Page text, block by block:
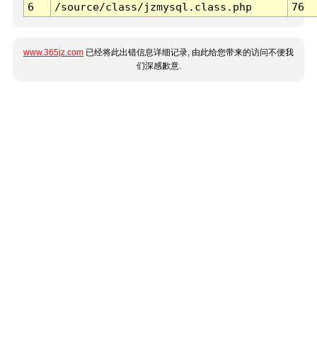
6
/source/class/jzmysql.class.php 76
www.365jz.com 已经将此出错信息详细记录, 由此给您带来的访问不便我
们深感歉意.